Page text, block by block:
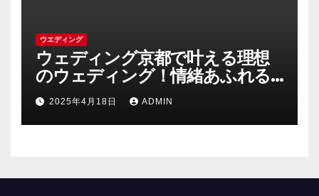
ウエディング
ウェディング京都で叶える理想
のウェディング！情緒あふれる
古都の結婚式の魅力
2025年4月18日 ADMIN